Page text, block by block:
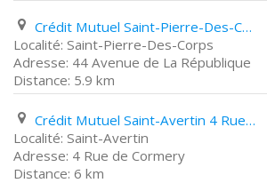
Crédit Mutuel Saint-Pierre-Des-Corps 44 Avenue de La République
Saint-Pierre-Des-Corps
44 Avenue de La République
5.9 km
Crédit Mutuel Saint-Avertin 4 Rue de Cormery
Saint-Avertin
4 Rue de Cormery
6 km